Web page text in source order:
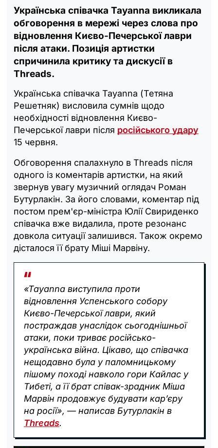
Українська співачка Tayanna викликала
обговорення в мережі через слова про
відновлення Києво-Печерської лаври
після атаки. Позиція артистки
спричинила критику та дискусії в
Threads.
Українська співачка Tayanna (Тетяна
Решетняк) висловила сумнів щодо
необхідності відновлення Києво-
Печерської лаври після російського удару
15 червня.
Обговорення спалахнуло в Threads після
одного із коментарів артистки, на який
звернув увагу музичний оглядач Роман
Бутурлакін. За його словами, коментар під
постом прем'єр-міністра Юлії Свириденко
співачка вже видалила, проте резонанс
довкола ситуації залишився. Також окремо
дісталося її брату Міші Марвіну.
«Tayanna виступила проти
відновлення Успенського собору
Києво-Печерської лаври, який
постраждав унаслідок сьогоднішньої
атаки, поки триває російсько-
українська війна. Цікаво, що співачка
нещодавно була у паломницькому
пішому поході навколо гори Кайлас у
Тибеті, а її брат співак-зрадник Міша
Марвін продовжує будувати карʼєру
на росії», — написав Бутурлакін в
Threads.